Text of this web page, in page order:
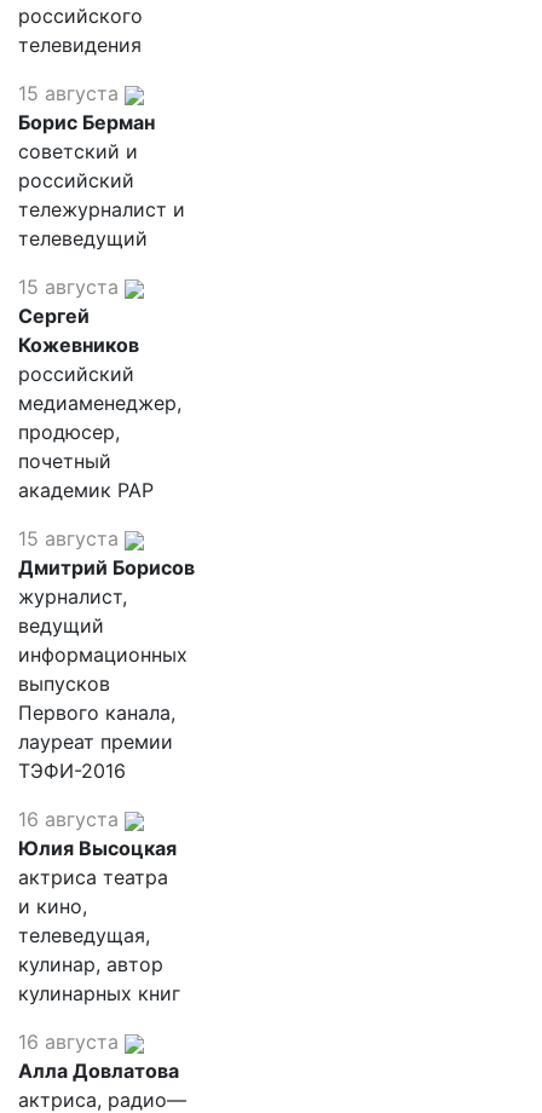
российского
телевидения
15 августа
Борис Берман
советский и
российский
тележурналист и
телеведущий
15 августа
Сергей
Кожевников
российский
медиаменеджер,
продюсер,
почетный
академик РАР
15 августа
Дмитрий Борисов
журналист,
ведущий
информационных
выпусков
Первого канала,
лауреат премии
ТЭФИ-2016
16 августа
Юлия Высоцкая
актриса театра
и кино,
телеведущая,
кулинар, автор
кулинарных книг
16 августа
Алла Довлатова
актриса, радио—